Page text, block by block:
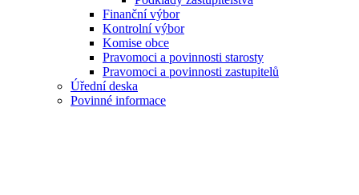
Finanční výbor
Kontrolní výbor
Komise obce
Pravomoci a povinnosti starosty
Pravomoci a povinnosti zastupitelů
Úřední deska
Povinné informace